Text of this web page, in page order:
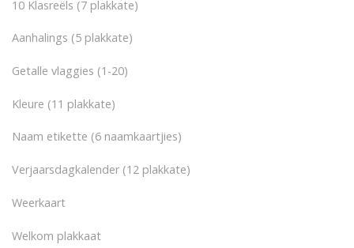
10 Klasreëls (7 plakkate)
Aanhalings (5 plakkate)
Getalle vlaggies (1-20)
Kleure (11 plakkate)
Naam etikette (6 naamkaartjies)
Verjaarsdagkalender (12 plakkate)
Weerkaart
Welkom plakkaat